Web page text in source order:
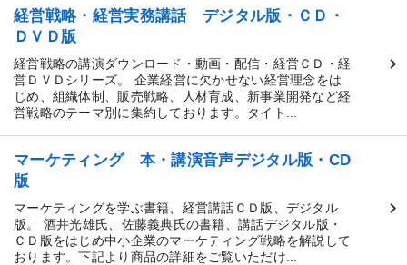
経営戦略・経営実務講話 デジタル版・ＣＤ・
ＤＶＤ版
経営戦略の講演ダウンロード・動画・配信・経営ＣＤ・経
営ＤＶＤシリーズ。 企業経営に欠かせない経営理念をは
じめ、組織体制、販売戦略、人材育成、新事業開発など経
営戦略のテーマ別に集約しております。タイト...
マーケティング 本・講演音声デジタル版・CD
版
マーケティングを学ぶ書籍、経営講話ＣＤ版、デジタル
版。 酒井光雄氏、佐藤義典氏の書籍、講話デジタル版・
ＣＤ版をはじめ中小企業のマーケティング戦略を解説して
おります。下記より商品の詳細をご覧いただけ...